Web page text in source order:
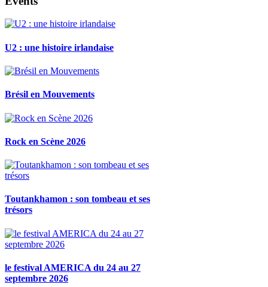
U2 : une histoire irlandaise
Brésil en Mouvements
Rock en Scène 2026
Toutankhamon : son tombeau et ses
trésors
le festival AMERICA du 24 au 27
septembre 2026